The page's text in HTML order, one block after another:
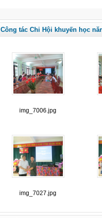
Công tác Chi Hội khuyến học
img_7006.jpg
img_7027.jpg